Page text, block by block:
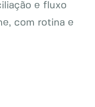
e fluxo
com rotina e